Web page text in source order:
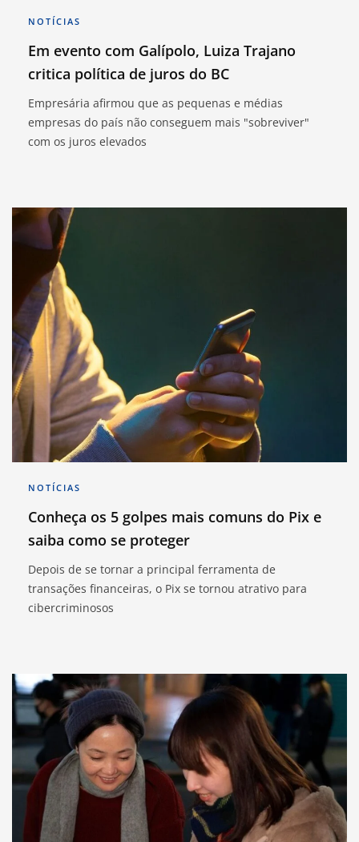
NOTÍCIAS
Em evento com Galípolo, Luiza Trajano
critica política de juros do BC
Empresária afirmou que as pequenas e médias
empresas do país não conseguem mais "sobreviver"
com os juros elevados
NOTÍCIAS
Conheça os 5 golpes mais comuns do Pix e
saiba como se proteger
Depois de se tornar a principal ferramenta de
transações financeiras, o Pix se tornou atrativo para
cibercriminosos